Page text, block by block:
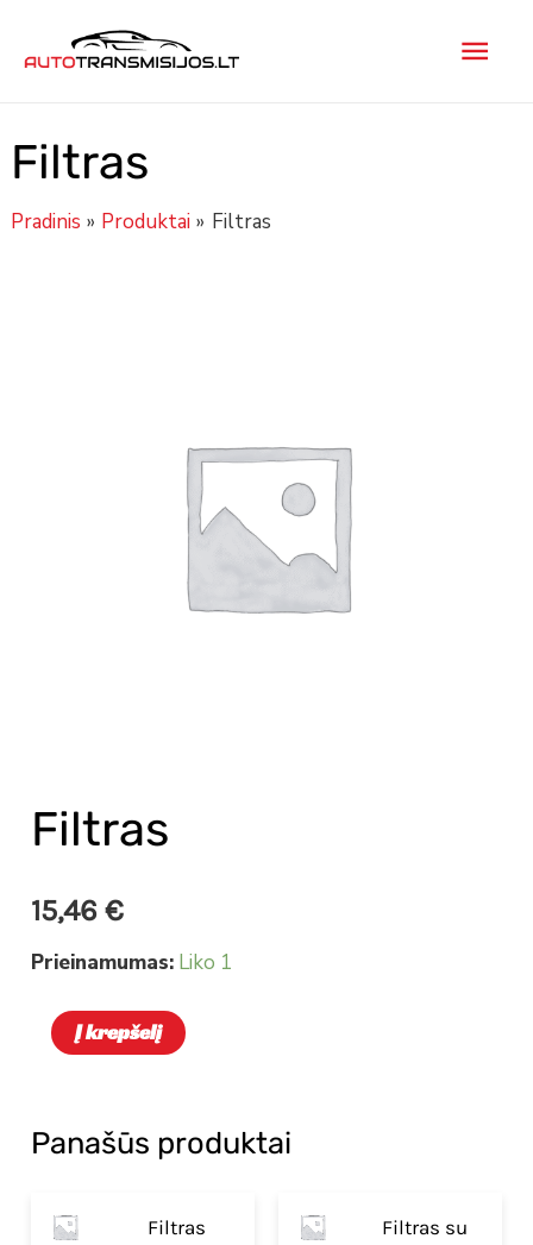
prie
Filtras
Pradinis Produktai Filtras
Filtras
15,46€
Prieinamumas: Liko 1
Į krepšelį
Panašūs produktai
Filtras
Filtras su